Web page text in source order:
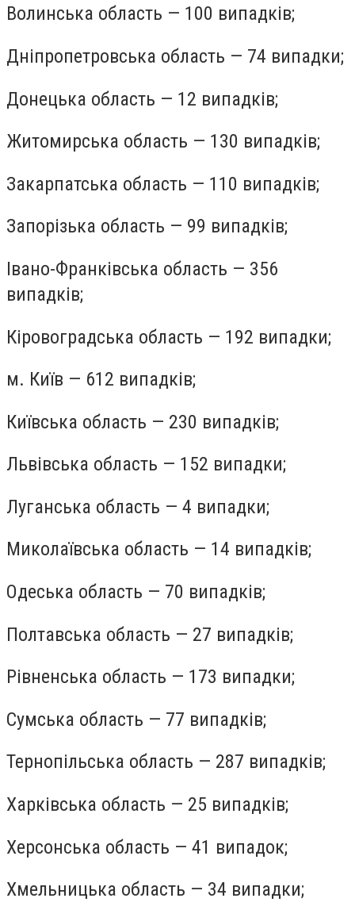
Волинська область — 100 випадків;
Дніпропетровська область — 74 випадки;
Донецька область — 12 випадків;
Житомирська область — 130 випадків;
Закарпатська область — 110 випадків;
Запорізька область — 99 випадків;
Івано-Франківська область — 356
випадків;
Кіровоградська область — 192 випадки;
м. Київ — 612 випадків;
Київська область — 230 випадків;
Львівська область — 152 випадки;
Луганська область — 4 випадки;
Миколаївська область — 14 випадків;
Одеська область — 70 випадків;
Полтавська область — 27 випадків;
Рівненська область — 173 випадки;
Сумська область — 77 випадків;
Тернопільська область — 287 випадків;
Харківська область — 25 випадків;
Херсонська область — 41 випадок;
Хмельницька область — 34 випадки;